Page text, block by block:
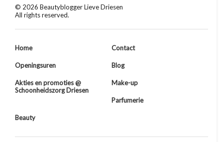
© 2026 Beautyblogger Lieve Driesen
All rights reserved.
Home Contact
Openingsuren Blog
Akties en promoties @
Schoonheidszorg Driesen
Make-up
Parfumerie
Beauty